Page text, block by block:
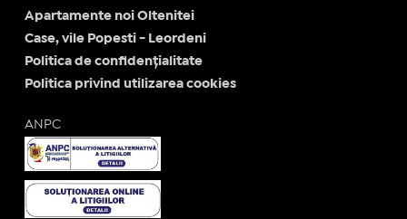
Apartamente noi Oltenitei
Case, vile Popesti - Leordeni
Politica de confidențialitate
Politica privind utilizarea cookies
ANPC